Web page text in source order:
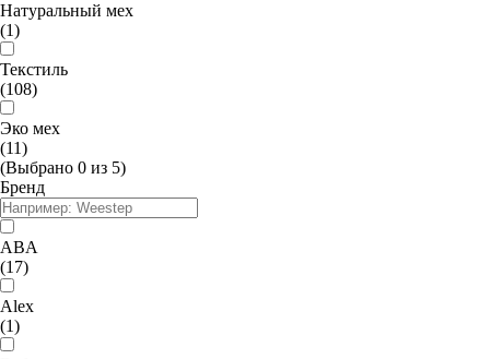
Натуральный мех
(1)
Текстиль
(108)
Эко мех
(11)
(Выбрано 0 из 5)
Бренд
ABA
(17)
Alex
(1)